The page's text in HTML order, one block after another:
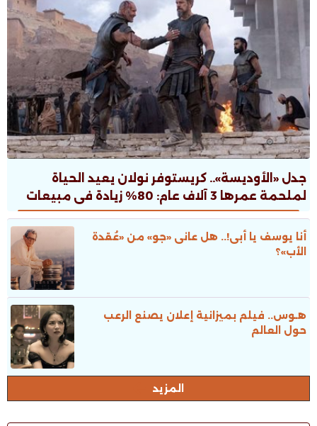
جدل «الأوديسة».. كريستوفر نولان يعيد الحياة
لملحمة عمرها 3 آلاف عام: 80% زيادة فى مبيعات
الطبعات.. ونقاش ثقافى صاخب
أنا يوسف يا أبى!.. هل عانى «جو» من «عُقدة
الأب»؟
هـوس.. فيلم بميزانية إعلان يصنع الرعب
حول العالم
المزيد